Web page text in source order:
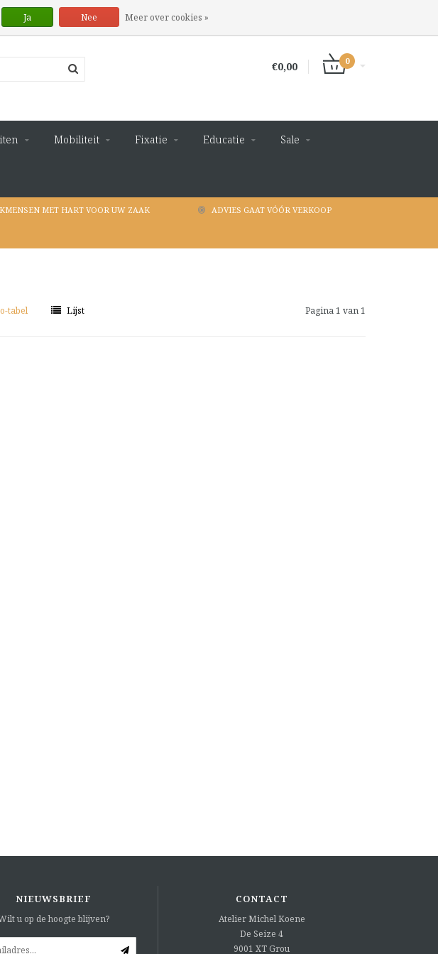
€0,00 0
Mobiliteit Fixatie Educatie Sale
MET HART VOOR UW ZAAK ADVIES GAAT VÓÓR VERKOOP
tabel Lijst Pagina 1 van 1
NIEUWSBRIEF
u op de hoogte blijven?
CONTACT
Atelier Michel Koene
De Seize 4
9001 XT Grou
Ja Nee Meer over cookies »